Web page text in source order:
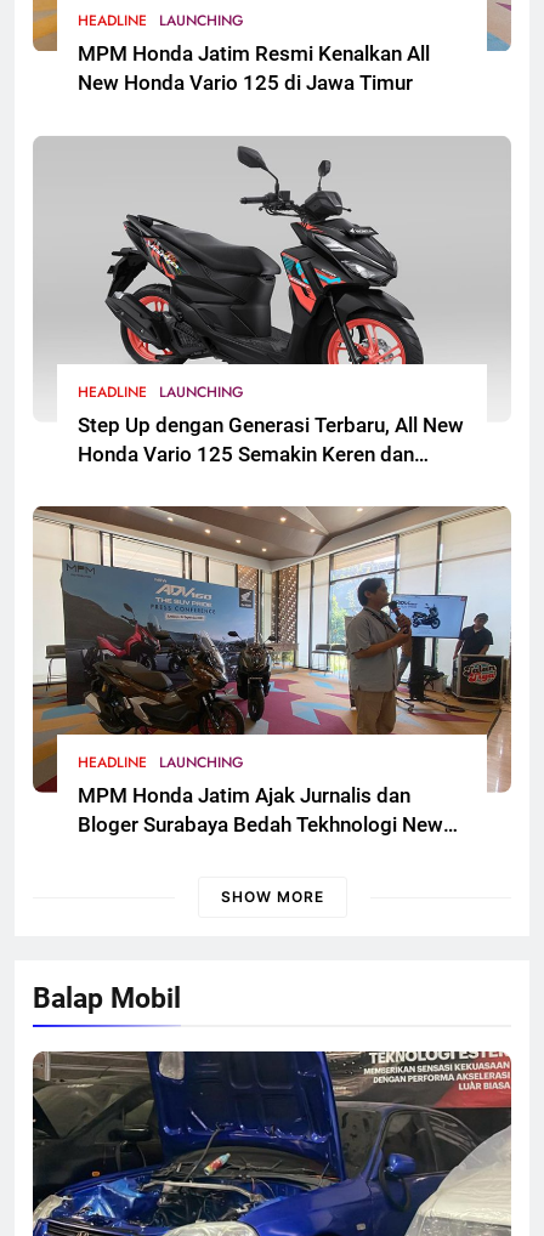
HEADLINE LAUNCHING
MPM Honda Jatim Resmi Kenalkan All
New Honda Vario 125 di Jawa Timur
HEADLINE LAUNCHING
Step Up dengan Generasi Terbaru, All New
Honda Vario 125 Semakin Keren dan
Jawa Timur
HEADLINE LAUNCHING
MPM Honda Jatim Ajak Jurnalis dan
Bloger Surabaya Bedah Tekhnologi New
SHOW MORE
Balap Mobil